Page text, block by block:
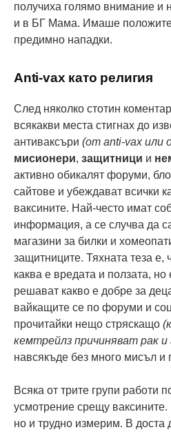
получиха голямо внимание и
и в БГ Мама. Имаше
предимно нападки.
Anti-vax като религия
След няколко стотин
всякакви места стигнах до
антиваксъри (от anti-vax или
мисионери, защитници и
активно обикалят форуми,
сайтове и убеждават всички
ваксините. Най-често имат
информация, а се случва да
магазини за билки и
защитниците. Тяхната теза
каква е вредата и ползата, но
решават какво е добре за
вайкащите се по форуми и
прочитайки нещо стряскащо
кемтрейлз причиняват рак и
навсякъде без много мисъл и
Всяка от трите групи работи
усмотрение срещу
но и трудно измерим. В доста